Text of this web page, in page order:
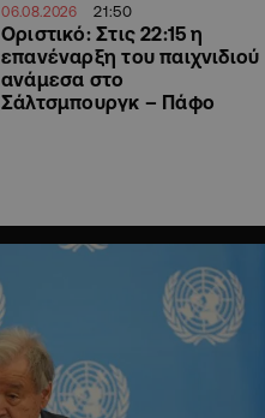
06.08.2026 21:50
Οριστικό: Στις 22:15 η
επανέναρξη του παιχνιδιού
ανάμεσα στο
Σάλτσμπουργκ – Πάφο